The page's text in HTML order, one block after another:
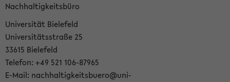
Nachhaltigkeitsbüro
Universität Bielefeld
Universitätsstraße 25
33615 Bielefeld
Telefon: +49 521 106-87965
E-Mail: nachhaltigkeitsbuero@uni-